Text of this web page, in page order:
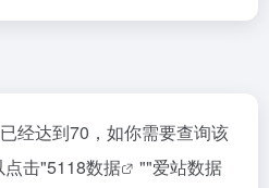
经达到70，如你需要查询该
击"5118数据 ""爱站数据